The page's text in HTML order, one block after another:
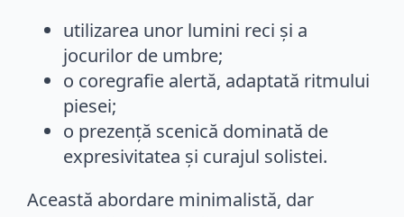
utilizarea unor lumini reci și a
jocurilor de umbre;
o coregrafie alertă, adaptată ritmului
piesei;
o prezență scenică dominată de
expresivitatea și curajul solistei.
Această abordare minimalistă, dar